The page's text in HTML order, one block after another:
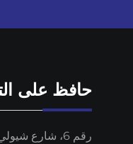
حافظ على
رقم 6، شارع